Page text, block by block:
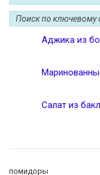
Аджика из
Салат из
помидоры